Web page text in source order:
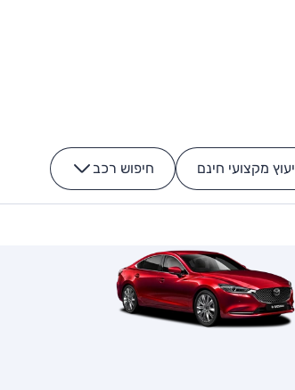
יעוץ מקצועי חינם חיפוש רכב